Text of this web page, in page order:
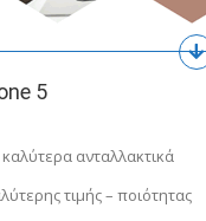
5
ανταλλακτικά
τιμής – ποιότητας